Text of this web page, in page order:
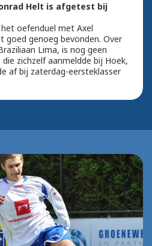
Helt is afgetest bij
oefenduel met Axel
goed genoeg bevonden. Over
Lima, is nog geen
zichzelf aanmeldde bij Hoek,
af bij zaterdag-eersteklasser